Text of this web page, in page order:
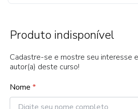
Produto indisponível
Cadastre-se e mostre seu interesse
autor(a) deste curso!
Nome *